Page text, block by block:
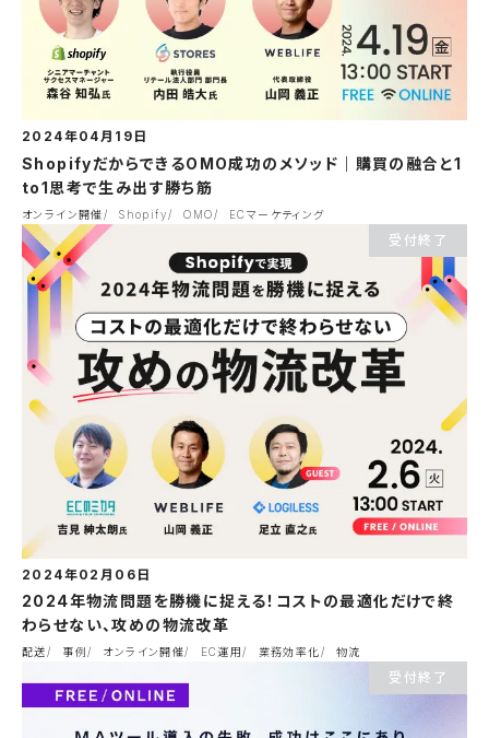
2024年04月19日
ShopifyだからできるOMO成功のメソッド｜購買の融合と1
to1思考で生み出す勝ち筋
オンライン開催 Shopify OMO ECマーケティング
受付終了
2024年02月06日
2024年物流問題を勝機に捉える！コストの最適化だけで終
わらせない、攻めの物流改革
配送 事例 オンライン開催 EC運用 業務効率化 物流
受付終了